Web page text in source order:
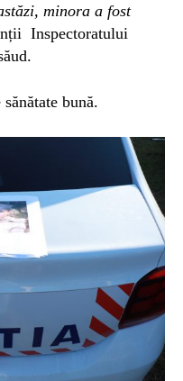
minora a fost
Inspectoratului
bună.